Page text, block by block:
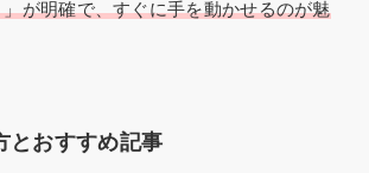
が明確で、すぐに手を動かせるのが魅
とおすすめ記事